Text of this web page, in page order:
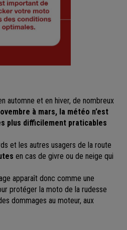
automne et en hiver, de nombreux
à mars, la météo n’est
plus difficilement praticables
et les autres usagers de la route
en cas de givre ou de neige qui
apparaît donc comme une
protéger la moto de la rudesse
dommages au moteur, aux